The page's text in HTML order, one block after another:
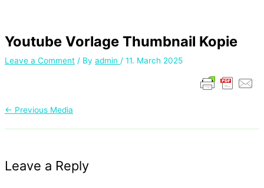
Youtube Vorlage Thumbnail Kopie
Leave a Comment / By admin / 11. March 2025
← Previous Media
Leave a Reply